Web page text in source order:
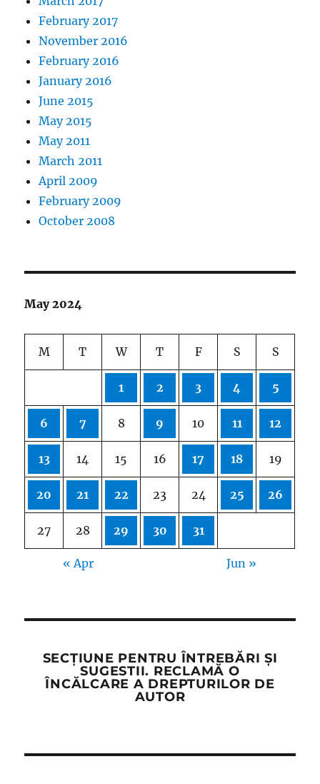
February 2017
November 2016
February 2016
January 2016
June 2015
May 2015
May 2011
March 2011
April 2009
February 2009
October 2008
May 2024
M T W T F S S
1 2 3 4 5
6 7 8 9 10 11 12
13 14 15 16 17 18 19
20 21 22 23 24 25 26
27 28 29 30 31
« Apr Jun »
SECȚIUNE PENTRU ÎNTREBĂRI ȘI
SUGESTII. RECLAMĂ O
ÎNCĂLCARE A DREPTURILOR DE
AUTOR